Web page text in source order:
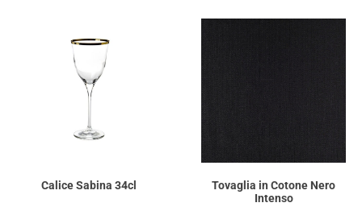
Calice Sabina 34cl
Tovaglia in Cotone Nero
Intenso